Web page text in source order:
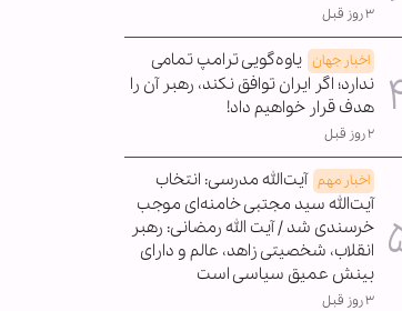
۳ روز قبل
اخبار جهان یاوه‌گویی ترامپ تمامی
ندارد؛ اگر ایران توافق نکند، رهبر آن را
هدف قرار خواهیم داد!
۲ روز قبل
اخبار مهم آیت‌الله مدرسی: انتخاب
آیت‌الله سید مجتبی خامنه‌ای موجب
خرسندی شد / آیت الله رمضانی: رهبر
انقلاب، شخصیتی زاهد، عالم و دارای
بینش عمیق سیاسی است
۳ روز قبل